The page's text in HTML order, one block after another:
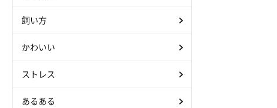
飼い方
かわいい
ストレス
あるある